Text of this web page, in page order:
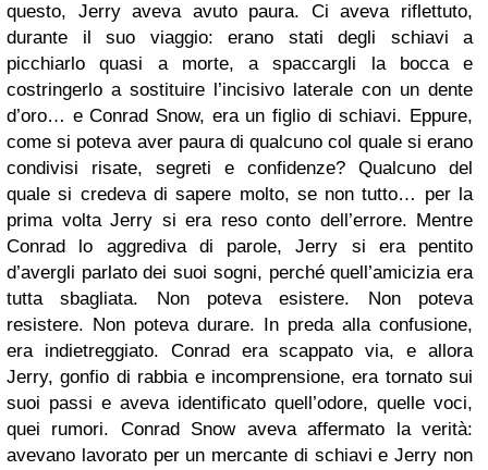
questo, Jerry aveva avuto paura. Ci aveva riflettuto,
durante il suo viaggio: erano stati degli schiavi a
picchiarlo quasi a morte, a spaccargli la bocca e
costringerlo a sostituire l’incisivo laterale con un dente
d’oro… e Conrad Snow, era un figlio di schiavi. Eppure,
come si poteva aver paura di qualcuno col quale si erano
condivisi risate, segreti e confidenze? Qualcuno del
quale si credeva di sapere molto, se non tutto… per la
prima volta Jerry si era reso conto dell’errore. Mentre
Conrad lo aggrediva di parole, Jerry si era pentito
d’avergli parlato dei suoi sogni, perché quell’amicizia era
tutta sbagliata. Non poteva esistere. Non poteva
resistere. Non poteva durare. In preda alla confusione,
era indietreggiato. Conrad era scappato via, e allora
Jerry, gonfio di rabbia e incomprensione, era tornato sui
suoi passi e aveva identificato quell’odore, quelle voci,
quei rumori. Conrad Snow aveva affermato la verità:
avevano lavorato per un mercante di schiavi e Jerry non